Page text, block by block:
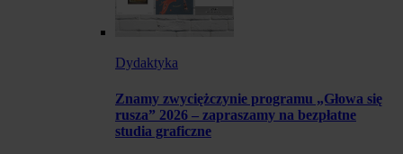
Dydaktyka
Znamy zwyciężczynie programu „Głowa się
rusza” 2026 – zapraszamy na bezpłatne
studia graficzne